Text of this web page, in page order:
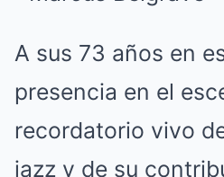
A sus 73 años en
presencia en el
recordatorio vivo
jazz y de su